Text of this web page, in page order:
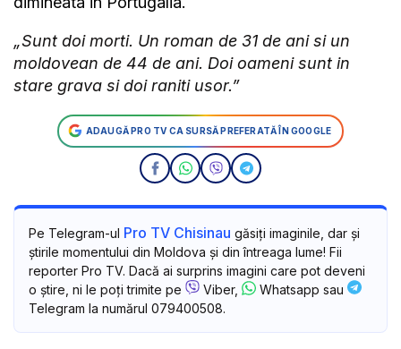
„Sunt doi morti. Un roman de 31 de ani si un
moldovean de 44 de ani. Doi oameni sunt in
stare grava si doi raniti usor.”
ADAUGĂ PRO TV CA SURSĂ PREFERATĂ ÎN GOOGLE
Pe Telegram-ul Pro TV Chisinau găsiți imaginile, dar și
știrile momentului din Moldova și din întreaga lume! Fii
reporter Pro TV. Dacă ai surprins imagini care pot deveni
o știre, ni le poți trimite pe
Viber,
Whatsapp sau
Telegram la numărul 079400508.